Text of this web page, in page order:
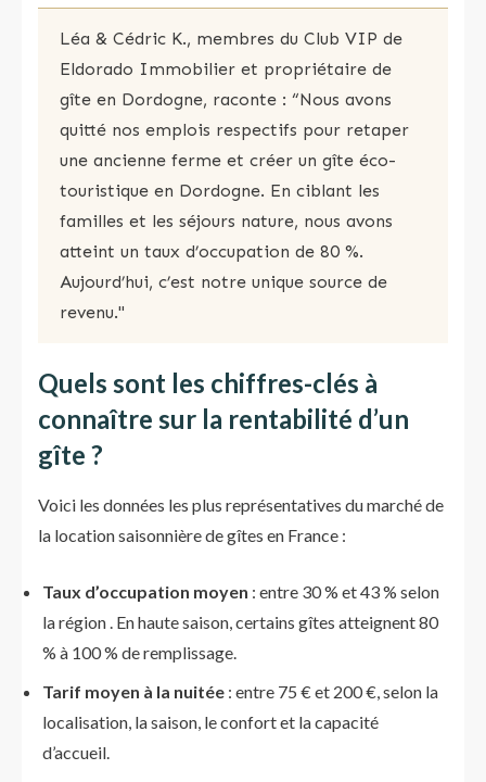
Léa & Cédric K., membres du Club VIP de
Eldorado Immobilier et propriétaire de
gîte en Dordogne, raconte : “Nous avons
quitté nos emplois respectifs pour retaper
une ancienne ferme et créer un gîte éco-
touristique en Dordogne. En ciblant les
familles et les séjours nature, nous avons
atteint un taux d’occupation de 80 %.
Aujourd’hui, c’est notre unique source de
revenu."
Quels sont les chiffres-clés à
connaître sur la rentabilité d’un
gîte ?
Voici les données les plus représentatives du marché de
la location saisonnière de gîtes en France :
Taux d’occupation moyen : entre 30 % et 43 % selon
la région . En haute saison, certains gîtes atteignent 80
% à 100 % de remplissage.
Tarif moyen à la nuitée : entre 75 € et 200 €, selon la
localisation, la saison, le confort et la capacité
d’accueil.